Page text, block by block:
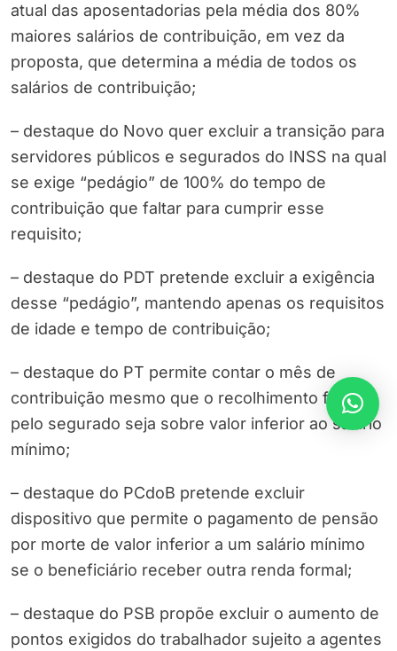
atual das aposentadorias pela média dos 80%
maiores salários de contribuição, em vez da
proposta, que determina a média de todos os
salários de contribuição;
– destaque do Novo quer excluir a transição para
servidores públicos e segurados do INSS na qual
se exige “pedágio” de 100% do tempo de
contribuição que faltar para cumprir esse
requisito;
– destaque do PDT pretende excluir a exigência
desse “pedágio”, mantendo apenas os requisitos
de idade e tempo de contribuição;
– destaque do PT permite contar o mês de
contribuição mesmo que o recolhimento feito
pelo segurado seja sobre valor inferior ao salário
mínimo;
– destaque do PCdoB pretende excluir
dispositivo que permite o pagamento de pensão
por morte de valor inferior a um salário mínimo
se o beneficiário receber outra renda formal;
– destaque do PSB propõe excluir o aumento de
pontos exigidos do trabalhador sujeito a agentes